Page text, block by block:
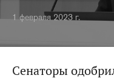
1 февраля 2023 г.
Сенаторы